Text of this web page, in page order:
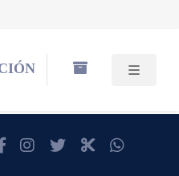
facebookinstagram
twitterRadioCut